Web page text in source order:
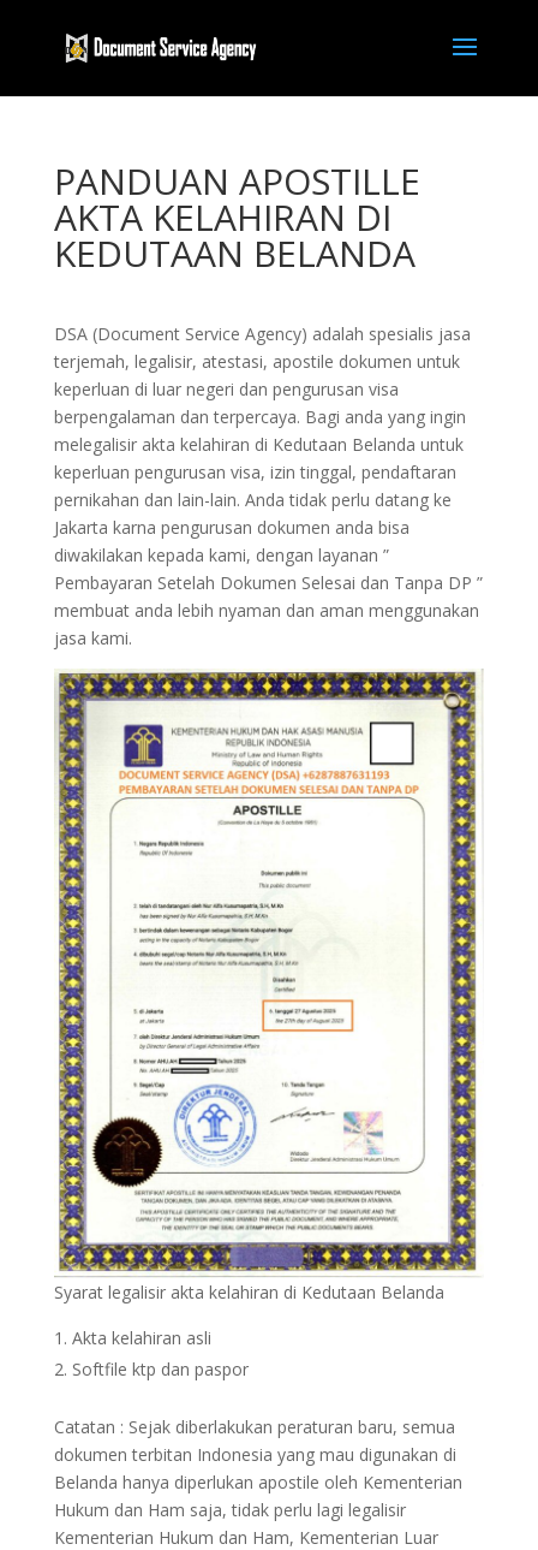
PANDUAN APOSTILLE
AKTA KELAHIRAN DI
KEDUTAAN BELANDA
DSA (Document Service Agency) adalah spesialis jasa
terjemah, legalisir, atestasi, apostile dokumen untuk
keperluan di luar negeri dan pengurusan visa
berpengalaman dan terpercaya. Bagi anda yang ingin
melegalisir akta kelahiran di Kedutaan Belanda untuk
keperluan pengurusan visa, izin tinggal, pendaftaran
pernikahan dan lain-lain. Anda tidak perlu datang ke
Jakarta karna pengurusan dokumen anda bisa
diwakilakan kepada kami, dengan layanan ”
Pembayaran Setelah Dokumen Selesai dan Tanpa DP ”
membuat anda lebih nyaman dan aman menggunakan
jasa kami.
Syarat legalisir akta kelahiran di Kedutaan Belanda
Akta kelahiran asli
Softfile ktp dan paspor
Catatan : Sejak diberlakukan peraturan baru, semua
dokumen terbitan Indonesia yang mau digunakan di
Belanda hanya diperlukan apostile oleh Kementerian
Hukum dan Ham saja, tidak perlu lagi legalisir
Kementerian Hukum dan Ham, Kementerian Luar